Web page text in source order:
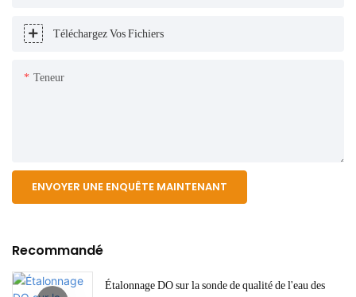
Téléchargez Vos Fichiers
Teneur
ENVOYER UNE ENQUÊTE MAINTENANT
Recommandé
Étalonnage DO sur la sonde de qualité de l'eau des